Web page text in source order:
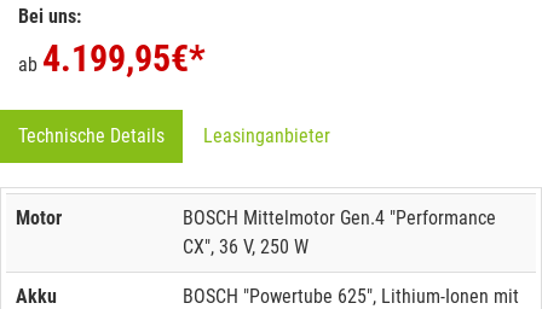
Bei uns:
ab 4.199,95€*
Technische Details Leasinganbieter
Motor
BOSCH Mittelmotor Gen.4 "Performance
CX", 36 V, 250 W
Akku
BOSCH "Powertube 625", Lithium-Ionen mit